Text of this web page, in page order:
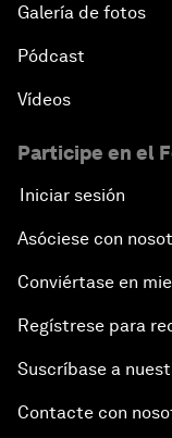
Galería de fotos
Pódcast
Vídeos
Participe en el
Iniciar sesión
Asóciese con
Conviértase en
Regístrese para
Suscríbase a
Contacte con